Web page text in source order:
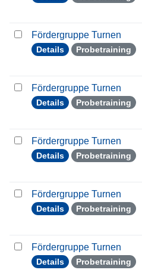
Fördergruppe Turnen
Details Probetraining
Fördergruppe Turnen
Details Probetraining
Fördergruppe Turnen
Details Probetraining
Fördergruppe Turnen
Details Probetraining
Fördergruppe Turnen
Details Probetraining